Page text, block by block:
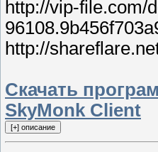
http://vip-file.com/
http://
Скачать
SkyMonk Client